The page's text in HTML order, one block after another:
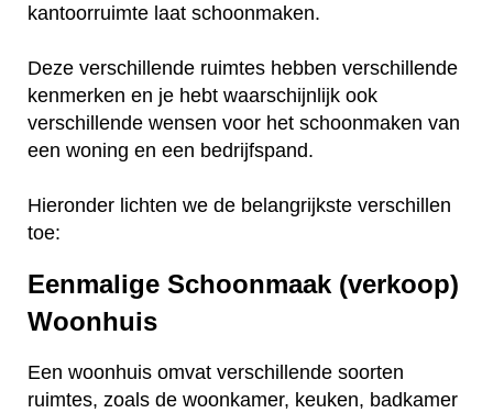
kantoorruimte laat schoonmaken.
Deze verschillende ruimtes hebben verschillende
kenmerken en je hebt waarschijnlijk ook
verschillende wensen voor het schoonmaken van
een woning en een bedrijfspand.
Hieronder lichten we de belangrijkste verschillen
toe:
Eenmalige Schoonmaak (verkoop)
Woonhuis
Een woonhuis omvat verschillende soorten
ruimtes, zoals de woonkamer, keuken, badkamer